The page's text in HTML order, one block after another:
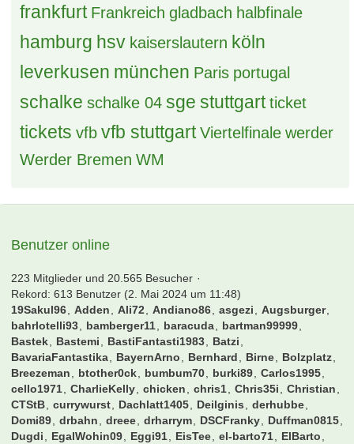
frankfurt Frankreich gladbach halbfinale
hamburg hsv kaiserslautern köln
leverkusen münchen Paris portugal
schalke schalke 04 sge stuttgart ticket
tickets vfb vfb stuttgart Viertelfinale werder
Werder Bremen WM
Benutzer online
223 Mitglieder und 20.565 Besucher
Rekord: 613 Benutzer (2. Mai 2024 um 11:48)
19Sakul96
Adden Ali72 Andiano86 asgezi
Augsburger
bahrlotelli93
bamberger11 baracuda
bartman99999
Bastek
Bastemi BastiFantasti1983
Batzi
BavariaFantastika
BayernArno Bernhard Birne
Bolzplatz
Breezeman
btother0ck bumbum70 burki89
Carlos1995
cello1971
CharlieKelly chicken chris1 Chris35i
Christian
CTStB
currywurst Dachlatt1405 Deilginis
derhubbe
Domi89
drbahn dreee drharrym DSCFranky
Duffman0815
Dugdi
EgalWohin09 Eggi91 EisTee el-barto71
ElBarto